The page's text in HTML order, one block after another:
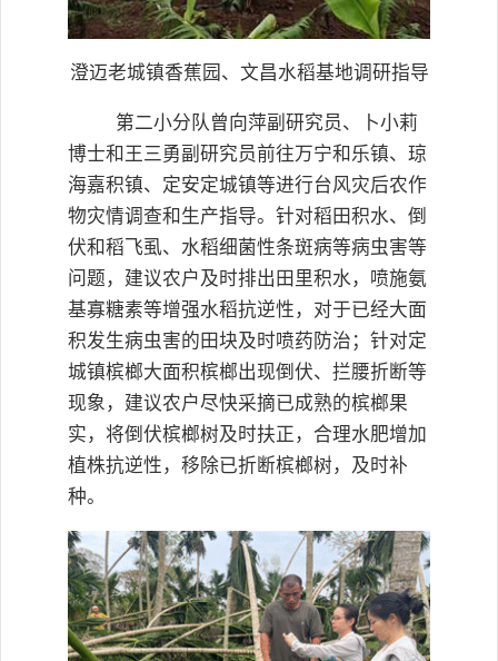
澄迈老城镇香蕉园、文昌水稻基地调研指导
第二小分队曾向萍副研究员、卜小莉
博士和王三勇副研究员前往万宁和乐镇、琼
海嘉积镇、定安定城镇等进行台风灾后农作
物灾情调查和生产指导。针对稻田积水、倒
伏和稻飞虱、水稻细菌性条斑病等病虫害等
问题，建议农户及时排出田里积水，喷施氨
基寡糖素等增强水稻抗逆性，对于已经大面
积发生病虫害的田块及时喷药防治；针对定
城镇槟榔大面积槟榔出现倒伏、拦腰折断等
现象，建议农户尽快采摘已成熟的槟榔果
实，将倒伏槟榔树及时扶正，合理水肥增加
植株抗逆性，移除已折断槟榔树，及时补
种。